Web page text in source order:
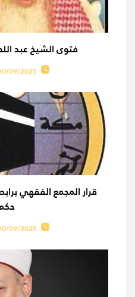
فتوى الشيخ عبد
09/2025
قرار المجمع الفقهي
09/2025